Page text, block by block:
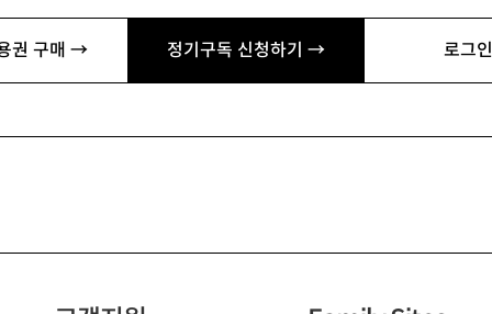
권 구매 → 정기구독 신청하기 → 로그